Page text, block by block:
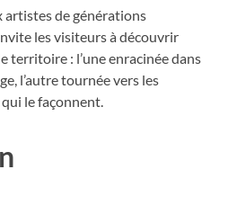
artistes de générations
les visiteurs à découvrir
territoire : l’une enracinée dans
l’autre tournée vers les
le façonnent.